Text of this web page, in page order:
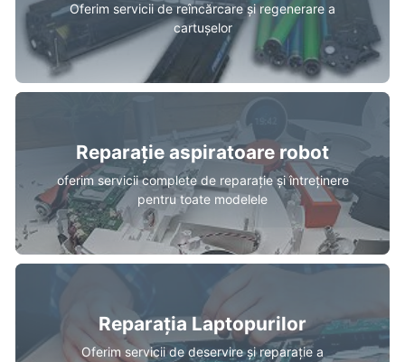
Oferim servicii de reîncărcare și regenerare a
cartușelor
Reparație aspiratoare robot
oferim servicii complete de reparație și întreținere
pentru toate modelele
Reparația Laptopurilor
Oferim servicii de deservire și reparație a